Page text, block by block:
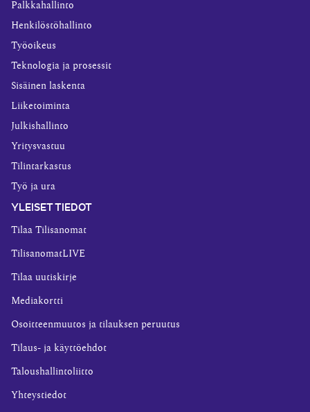
Palkkahallinto
Henkilöstöhallinto
Työoikeus
Teknologia ja prosessit
Sisäinen laskenta
Liiketoiminta
Julkishallinto
Yritysvastuu
Tilintarkastus
Työ ja ura
YLEISET TIEDOT
Tilaa Tilisanomat
TilisanomatLIVE
Tilaa uutiskirje
Mediakortti
Osoitteenmuutos ja tilauksen peruutus
Tilaus- ja käyttöehdot
Taloushallintoliitto
Yhteystiedot